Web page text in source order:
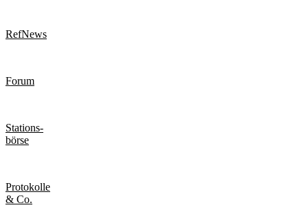
RefNews
Forum
Stations-
börse
Protokolle
& Co.